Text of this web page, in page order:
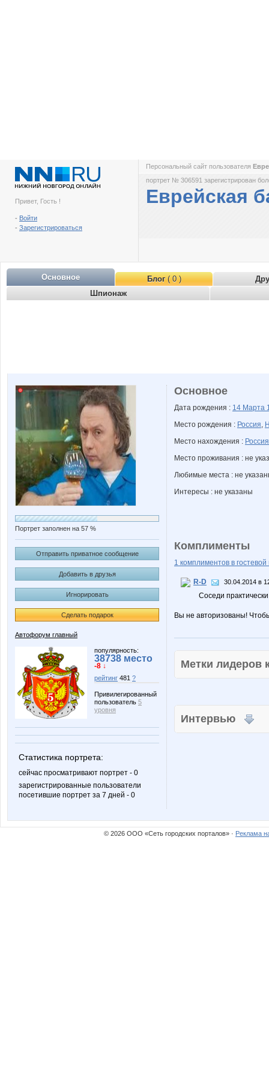
Привет, Гость !
- Войти
- Зарегистрироваться
Персональный сайт пользователя
портрет № 306591 зарегистрирован
Еврейская
Основное Блог( 0 )
Шпионаж
Портрет заполнен на 57 %
Отправить приватное сообщение
Добавить в друзья
Игнорировать
Сделать подарок
Автофорум главный
популярность:
38738 место
-8 ↓
рейтинг 481 ?
Привилегированный
пользователь 5
уровня
Статистика портрета:
сейчас просматривают портрет - 0
зарегистрированные пользователи
посетившие портрет за 7 дней - 0
Основное
Дата рождения : 14 Марта
Место рождения : Россия,
Место нахождения : Россия
Место проживания : не
Любимые места : не
Интересы : не указаны
Комплименты
1 комплиментов в гостевой
R-D 30.04.2014 в
Соседи
Вы не авторизованы!
Метки
Интервью
© 2026 ООО «Сеть городских порталов» · Реклама